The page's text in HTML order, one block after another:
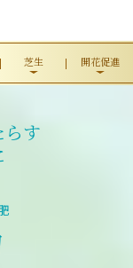
芝生 開花促進
す